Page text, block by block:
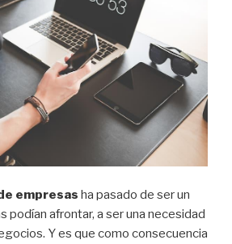
empresas ha pasado de ser un
podían afrontar, a ser una necesidad
Y es que como consecuencia